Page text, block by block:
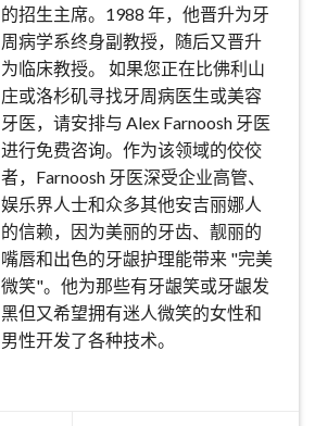
的招生主席。1988 年，他晋升为牙
周病学系终身副教授，随后又晋升
为临床教授。 如果您正在比佛利山
庄或洛杉矶寻找牙周病医生或美容
牙医，请安排与 Alex Farnoosh 牙医
进行免费咨询。作为该领域的佼佼
者，Farnoosh 牙医深受企业高管、
娱乐界人士和众多其他安吉丽娜人
的信赖，因为美丽的牙齿、靓丽的
嘴唇和出色的牙龈护理能带来 "完美
微笑"。他为那些有牙龈笑或牙龈发
黑但又希望拥有迷人微笑的女性和
男性开发了各种技术。